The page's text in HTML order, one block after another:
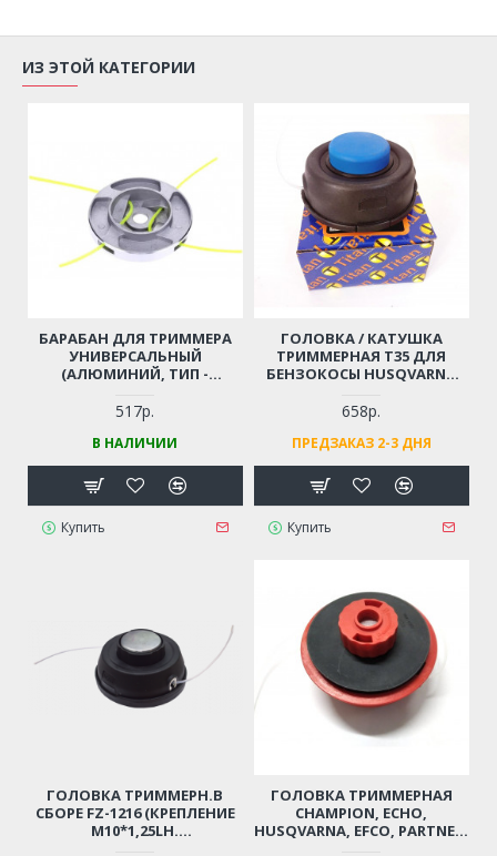
ИЗ ЭТОЙ КАТЕГОРИИ
БАРАБАН ДЛЯ ТРИММЕРА
УНИВЕРСАЛЬНЫЙ
(АЛЮМИНИЙ, ТИП -
PROFI)
517р.
В НАЛИЧИИ
Купить
ГОЛОВКА / КАТУШКА
ТРИММЕРНАЯ T35 ДЛЯ
БЕНЗОКОСЫ HUSQVARNA
658р.
ПРЕДЗАКАЗ 2-3 ДНЯ
Купить
ГОЛОВКА ТРИММЕРН.В
СБОРЕ FZ-1216 (КРЕПЛЕНИЕ
М10*1,25LH.
ГОЛОВКА ТРИММЕРНАЯ
CHAMPION, ECHO,
HUSQVARNA, EFCO, PARTNER,